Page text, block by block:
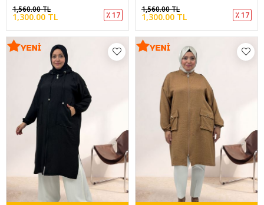
1,300.00 TL
1,560.00 TL
٪ 17 1,300.00 TL
1,560.00 TL
٪ 17